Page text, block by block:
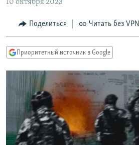
Вернутся
главной
навигации
Вернутся
поиску
ЦИТАТЫ СВОБОДЫ
МНЕНИЯ
IDEL.РЕАЛИИ
КАВКАЗ.РЕАЛИИ
СЕВЕР.РЕАЛИИ
СИБИРЬ.РЕАЛИИ
РАСПИСАНИЕ ВЕЩАНИЯ
10 октября 2023
Поделиться Читать без VPN
Приоритетный источник в Google